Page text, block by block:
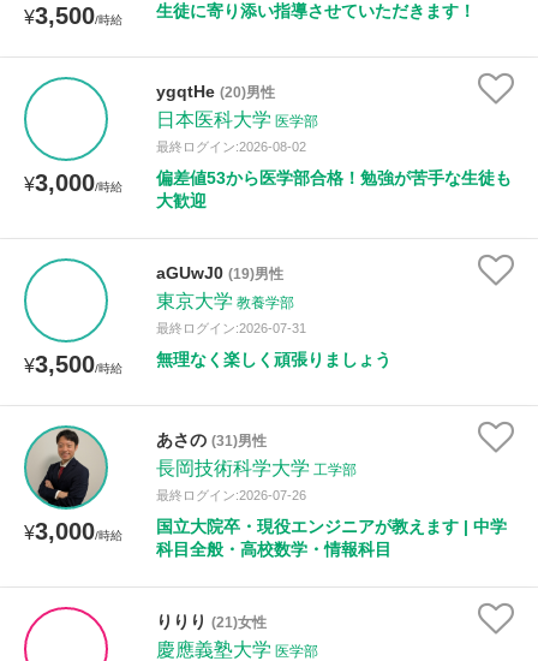
¥3,500/時給 生徒に寄り添い指導させていただきます！
¥3,000/時給
ygqtHe (20)男性
日本医科大学 医学部
最終ログイン:2026-08-02
偏差値53から医学部合格！勉強が苦手な生徒も
大歓迎
¥3,500/時給
aGUwJ0 (19)男性
東京大学 教養学部
最終ログイン:2026-07-31
無理なく楽しく頑張りましょう
¥3,000/時給
あさの (31)男性
長岡技術科学大学 工学部
最終ログイン:2026-07-26
国立大院卒・現役エンジニアが教えます | 中学
科目全般・高校数学・情報科目
りりり (21)女性
慶應義塾大学 医学部